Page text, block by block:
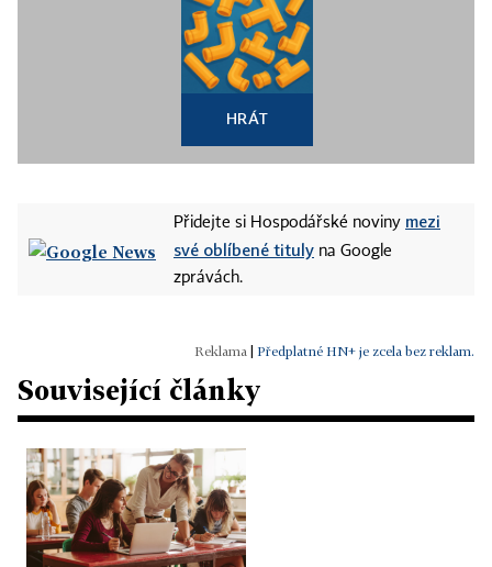
HRÁT
Přidejte si Hospodářské noviny mezi
své oblíbené tituly na Google
zprávách.
Předplatné HN+ je zcela bez reklam.
Související články